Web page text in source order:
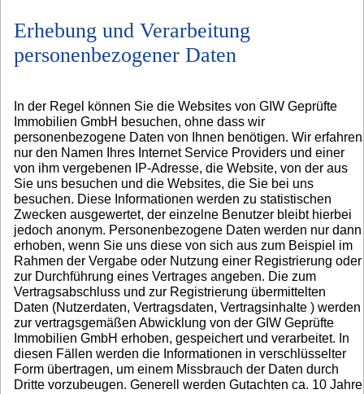
Erhebung und Verarbeitung
personenbezogener Daten
In der Regel können Sie die Websites von GIW Geprüfte
Immobilien GmbH besuchen, ohne dass wir
personenbezogene Daten von Ihnen benötigen. Wir erfahren
nur den Namen Ihres Internet Service Providers und einer
von ihm vergebenen IP-Adresse, die Website, von der aus
Sie uns besuchen und die Websites, die Sie bei uns
besuchen. Diese Informationen werden zu statistischen
Zwecken ausgewertet, der einzelne Benutzer bleibt hierbei
jedoch anonym. Personenbezogene Daten werden nur dann
erhoben, wenn Sie uns diese von sich aus zum Beispiel im
Rahmen der Vergabe oder Nutzung einer Registrierung oder
zur Durchführung eines Vertrages angeben. Die zum
Vertragsabschluss und zur Registrierung übermittelten
Daten (Nutzerdaten, Vertragsdaten, Vertragsinhalte ) werden
zur vertragsgemäßen Abwicklung von der GIW Geprüfte
Immobilien GmbH erhoben, gespeichert und verarbeitet. In
diesen Fällen werden die Informationen in verschlüsselter
Form übertragen, um einem Missbrauch der Daten durch
Dritte vorzubeugen. Generell werden Gutachten ca. 10 Jahre